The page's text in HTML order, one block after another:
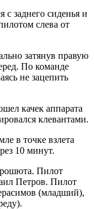
заднего сиденья и
слева от
затянув правую
По команде
не зацепить
качек аппарата
клевантами.
в точке взлета
10 минут.
Пилот
Петров. Пилот
(младший),